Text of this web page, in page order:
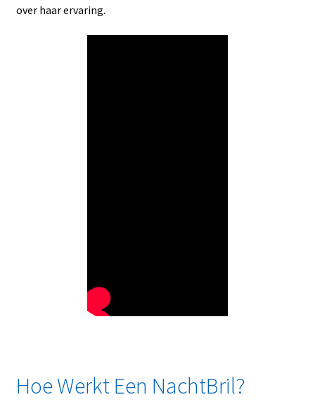
over haar ervaring.
Hoe Werkt Een NachtBril?